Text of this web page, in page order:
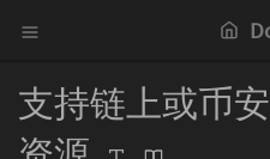
支持链上或币